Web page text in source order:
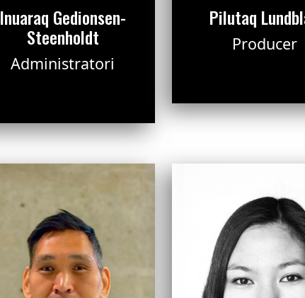
Inuaraq Gedionsen-
Steenholdt
Administratori
Pilutaq
Producer